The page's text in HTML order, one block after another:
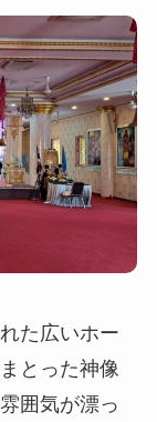
た広いホー
とった神像
囲気が漂っ